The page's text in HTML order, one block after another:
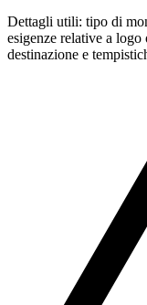
Dettagli utili: tipo di
esigenze relative a
destinazione e